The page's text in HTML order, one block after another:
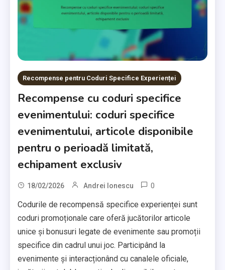
Recompense pentru Coduri Specifice Experienței
Recompense cu coduri specifice
evenimentului: coduri specifice
evenimentului, articole disponibile
pentru o perioadă limitată,
echipament exclusiv
18/02/2026 Andrei Ionescu 0
Codurile de recompensă specifice experienței sunt
coduri promoționale care oferă jucătorilor articole
unice și bonusuri legate de evenimente sau promoții
specifice din cadrul unui joc. Participând la
evenimente și interacționând cu canalele oficiale,